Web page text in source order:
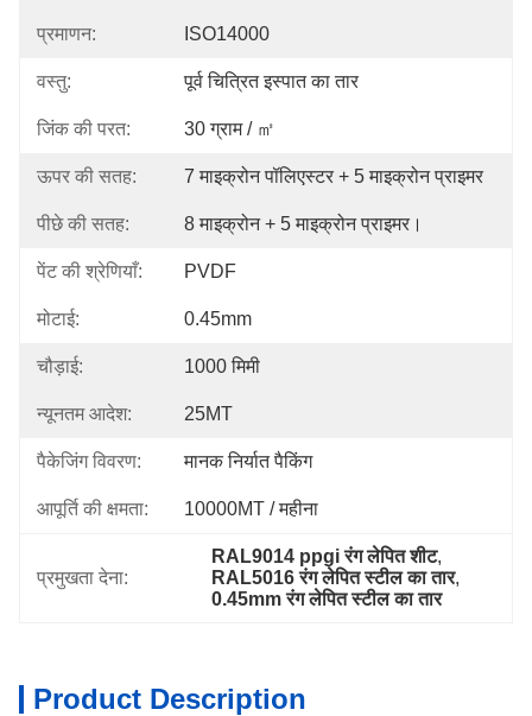
प्रमाणन: ISO14000
वस्तु: पूर्व चित्रित इस्पात का तार
जिंक की परत: 30 ग्राम / ㎡
ऊपर की सतह: 7 माइक्रोन पॉलिएस्टर + 5 माइक्रोन प्राइमर
पीछे की सतह: 8 माइक्रोन + 5 माइक्रोन प्राइमर।
पेंट की श्रेणियाँ: PVDF
मोटाई: 0.45mm
चौड़ाई: 1000 मिमी
न्यूनतम आदेश: 25MT
पैकेजिंग विवरण: मानक निर्यात पैकिंग
आपूर्ति की क्षमता: 10000MT / महीना
प्रमुखता देना:
RAL9014 ppgi रंग लेपित शीट,
RAL5016 रंग लेपित स्टील का तार,
0.45mm रंग लेपित स्टील का तार
Product Description